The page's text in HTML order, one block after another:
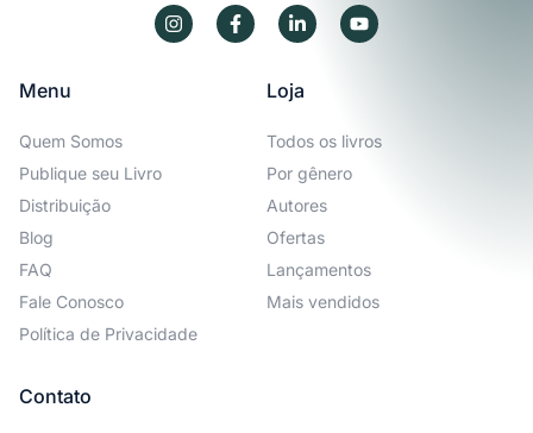
Menu
Quem Somos
Publique seu Livro
Distribuição
Blog
FAQ
Fale Conosco
Política de Privacidade
Loja
Todos os livros
Por gênero
Autores
Ofertas
Lançamentos
Mais vendidos
Contato